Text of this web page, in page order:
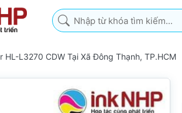
Nhập từ khóa tìm kiếm. Kết
L3270 CDW Tại Xã Đông Thạnh, TP.HCM